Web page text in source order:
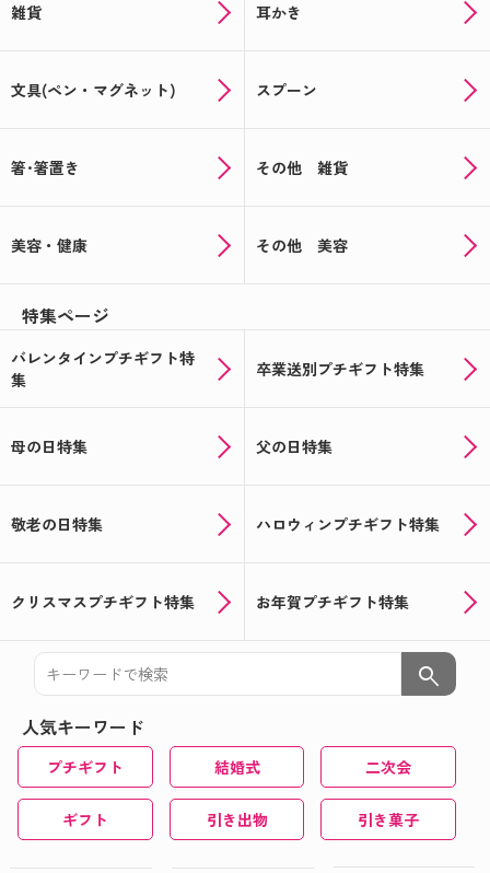
雑貨 耳かき
文具(ペン・マグネット) スプーン
箸･箸置き その他 雑貨
美容・健康 その他 美容
特集ページ
バレンタインプチギフト特
集
卒業送別プチギフト特集
母の日特集 父の日特集
敬老の日特集 ハロウィンプチギフト特集
クリスマスプチギフト特集 お年賀プチギフト特集
search
人気キーワード
プチギフト 結婚式 二次会
ギフト 引き出物 引き菓子